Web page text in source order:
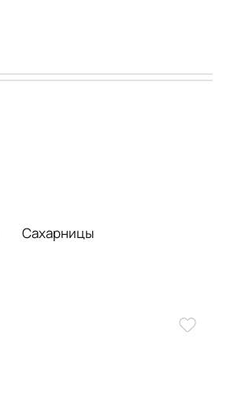
Сахарницы